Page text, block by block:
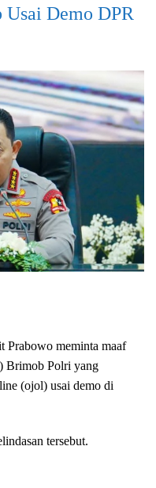
Demo DPR
Prabowo meminta maaf
Brimob Polri yang
(ojol) usai demo di
tersebut.